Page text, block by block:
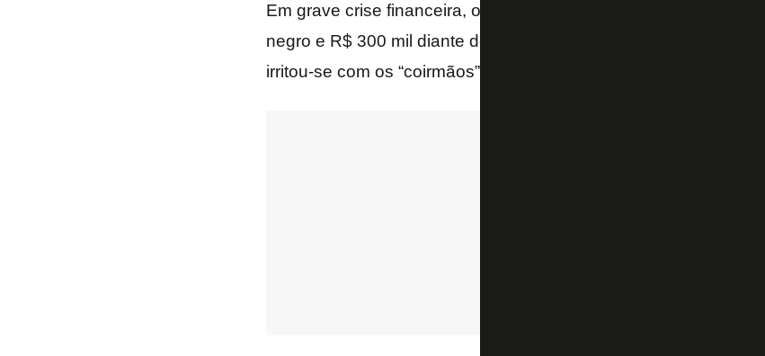
Em grave crise financeira, o Botafogo receberia R$ 700 mil no
negro e R$ 300 mil diante do Vasco. Logo, deixou de faturar R$
irritou-se com os “coirmãos”.